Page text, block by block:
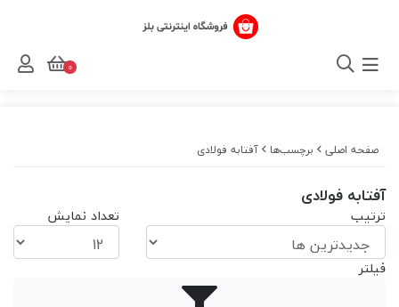
صفحه اصلی برچسب‌ها آفتابه فولادی
آفتابه فولادی
ترتیب تعداد نمایش
فیلتر
0